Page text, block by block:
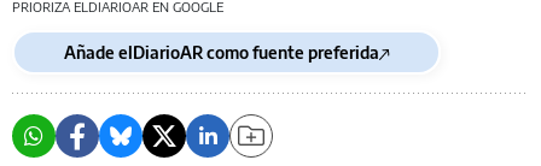
PRIORIZA ELDIARIOAR EN GOOGLE
Añade elDiarioAR como fuente preferida